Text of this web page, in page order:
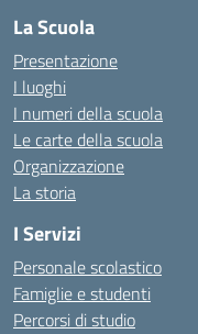
La Scuola
Presentazione
I luoghi
I numeri della scuola
Le carte della scuola
Organizzazione
La storia
I Servizi
Personale scolastico
Famiglie e studenti
Percorsi di studio